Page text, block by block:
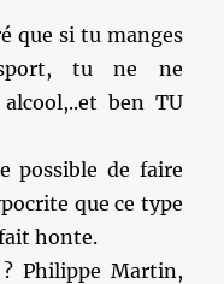
que si tu manges
tu ne ne
ben TU
possible de faire
que ce type
honte.
Philippe Martin,